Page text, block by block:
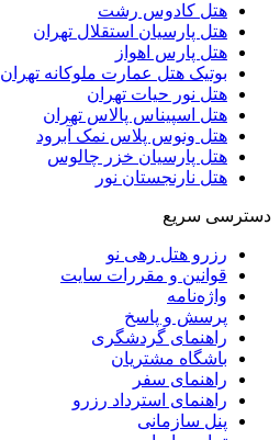
هتل کادوس رشت
هتل پارسیان استقلال تهران
هتل پارس اهواز
بوتیک هتل عمارت ملوکانه تهران
هتل نور حیات تهران
هتل اسپیناس پالاس تهران
هتل ونوس پلاس نمک آبرود
هتل پارسیان خزر چالوس
هتل نارنجستان نور
دسترسی سریع
رزرو هتل رهی نو
قوانین و مقررات سایت
واژه‌نامه
پرسش و پاسخ
راهنمای گردشگری
باشگاه مشتریان
راهنمای سفر
راهنمای استرداد رزرو
پنل سازمانی